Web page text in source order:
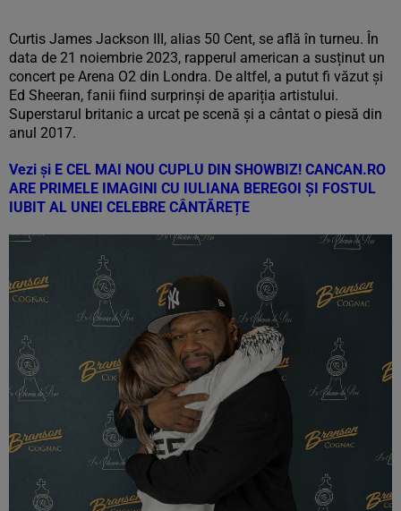
Curtis James Jackson III, alias 50 Cent, se află în turneu. În
data de 21 noiembrie 2023, rapperul american a susținut un
concert pe Arena O2 din Londra. De altfel, a putut fi văzut și
Ed Sheeran, fanii fiind surprinși de apariția artistului.
Superstarul britanic a urcat pe scenă și a cântat o piesă din
anul 2017.
Vezi și E CEL MAI NOU CUPLU DIN SHOWBIZ! CANCAN.RO
ARE PRIMELE IMAGINI CU IULIANA BEREGOI ȘI FOSTUL
IUBIT AL UNEI CELEBRE CÂNTĂREȚE